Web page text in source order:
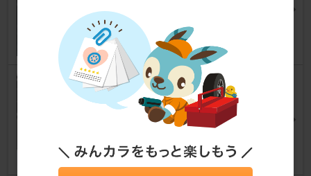
American Racing ３本スポー
ク メッキアルミホイール
ランサーセディアワゴン
ビューティフルジョーさん
8